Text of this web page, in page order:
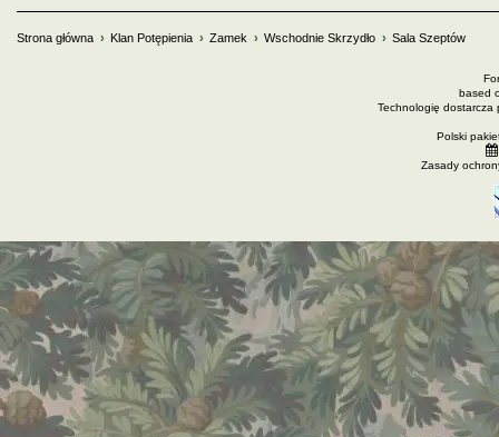
Strona główna Klan Potępienia Zamek Wschodnie Skrzydło Sala Szeptów
based
Technologię dostarcza
Polski
Zasady